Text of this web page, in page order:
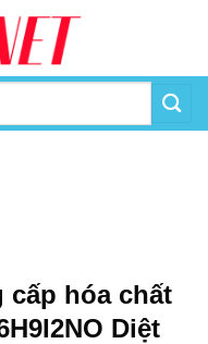
cấp hóa chất
Diệt